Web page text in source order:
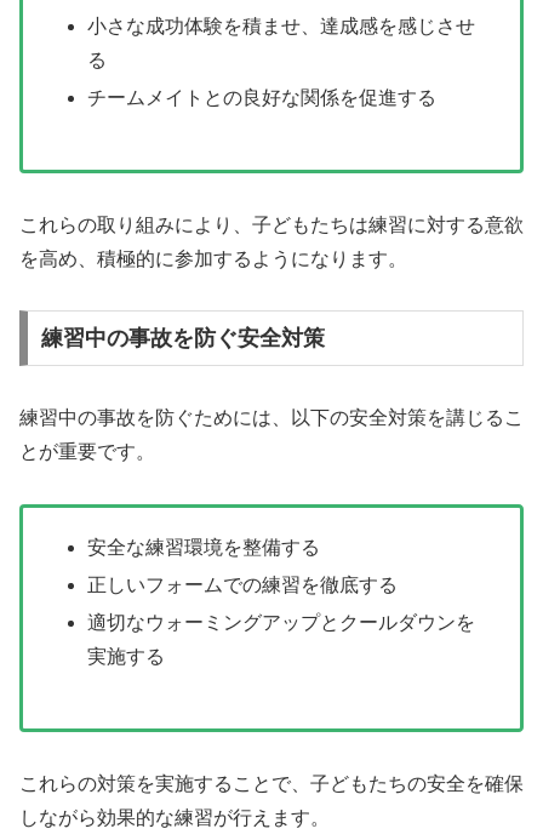
小さな成功体験を積ませ、達成感を感じさせ
る
チームメイトとの良好な関係を促進する
これらの取り組みにより、子どもたちは練習に対する意欲
を高め、積極的に参加するようになります。
練習中の事故を防ぐ安全対策
練習中の事故を防ぐためには、以下の安全対策を講じるこ
とが重要です。
安全な練習環境を整備する
正しいフォームでの練習を徹底する
適切なウォーミングアップとクールダウンを
実施する
これらの対策を実施することで、子どもたちの安全を確保
しながら効果的な練習が行えます。